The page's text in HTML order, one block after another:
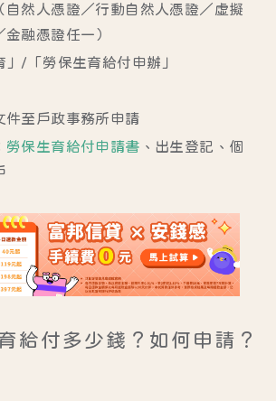
自然人憑證／行動自然人憑證／虛擬
金融憑證任一）
」/「勞保生育給付申辦」
件至戶政事務所申請
勞保生育給付申請書 、出生登記、個
給付多少錢？如何申請？